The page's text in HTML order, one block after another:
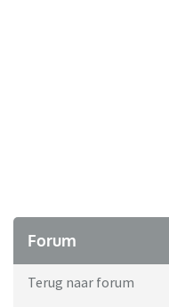
Forum
Terug naar forum